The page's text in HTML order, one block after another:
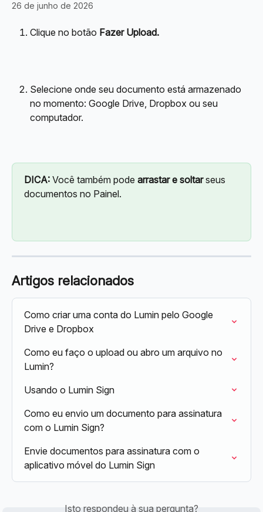
26 de junho de 2026
Clique no botão Fazer Upload.
Selecione onde seu documento está armazenado
no momento: Google Drive, Dropbox ou seu
computador.
DICA: Você também pode arrastar e soltar seus
documentos no Painel.
Artigos relacionados
Como criar uma conta do Lumin pelo Google
Drive e Dropbox
Como eu faço o upload ou abro um arquivo no
Lumin?
Usando o Lumin Sign
Como eu envio um documento para assinatura
com o Lumin Sign?
Envie documentos para assinatura com o
aplicativo móvel do Lumin Sign
Isto respondeu à sua pergunta?